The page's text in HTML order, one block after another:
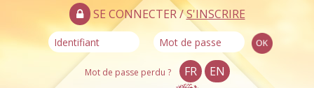
SE CONNECTER /S'INSCRIRE
Mot de passe perdu ? FR EN